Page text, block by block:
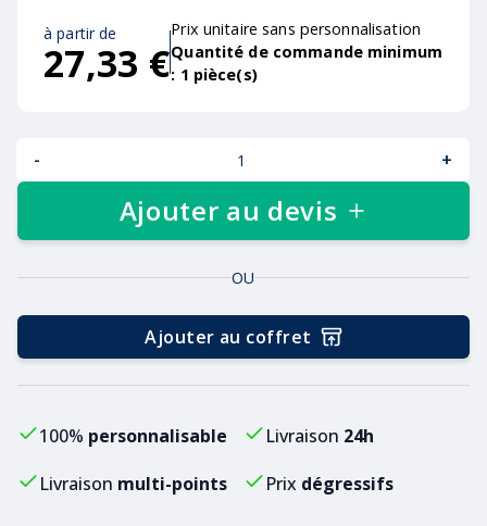
à partir de
27,33 €
Prix unitaire sans personnalisation
Quantité de commande minimum
: 1 pièce(s)
- +
Ajouter au devis
OU
Ajouter au coffret
100% personnalisable Livraison 24h
Livraison multi-points Prix dégressifs